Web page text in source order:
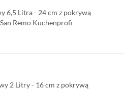
6,5 Litra - 24 cm z pokrywą
Remo Kuchenprofi
2 Litry - 16 cm z pokrywą